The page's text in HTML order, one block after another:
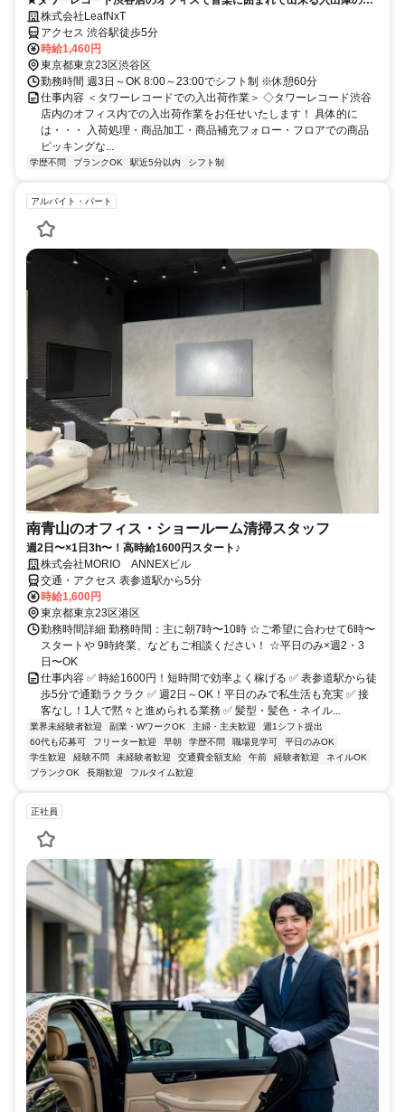
事です！
株式会社LeafNxT
アクセス 渋谷駅徒歩5分
時給1,460円
東京都東京23区渋谷区
勤務時間 週3日～OK 8:00～23:00でシフト制 ※休憩60分
仕事内容 ＜タワーレコードでの入出荷作業＞ ◇タワーレコード渋谷
店内のオフィス内での入出荷作業をお任せいたします！ 具体的に
は・・・ 入荷処理・商品加工・商品補充フォロー・フロアでの商品
ピッキングな...
学歴不問 ブランクOK 駅近5分以内 シフト制
アルバイト・パート
南青山のオフィス・ショールーム清掃スタッフ
週2日〜×1日3h〜！高時給1600円スタート♪
株式会社MORIO ANNEXビル
交通・アクセス 表参道駅から5分
時給1,600円
東京都東京23区港区
勤務時間詳細 勤務時間：主に朝7時〜10時 ☆ご希望に合わせて6時〜
スタートや 9時終業、などもご相談ください！ ☆平日のみ×週2・3
日〜OK
仕事内容 ✅ 時給1600円！短時間で効率よく稼げる ✅ 表参道駅から徒
歩5分で通勤ラクラク ✅ 週2日～OK！平日のみで私生活も充実 ✅ 接
客なし！1人で黙々と進められる業務 ✅ 髪型・髪色・ネイル...
業界未経験者歓迎 副業・WワークOK 主婦・主夫歓迎
週1シフト提出
60代も応募可
フリーター歓迎 早朝 学歴不問 職場見学可
平日のみOK
学生歓迎
経験不問 未経験者歓迎 交通費全額支給 午前 経験者歓迎
ネイルOK
ブランクOK
長期歓迎 フルタイム歓迎
正社員